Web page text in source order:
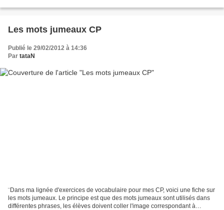
Les mots jumeaux CP
Publié le 29/02/2012 à 14:36
Par tataN
¨Dans ma lignée d'exercices de vocabulaire pour mes CP, voici une fiche sur
les mots jumeaux. Le principe est que des mots jumeaux sont utilisés dans
différentes phrases, les élèves doivent coller l'image correspondant à